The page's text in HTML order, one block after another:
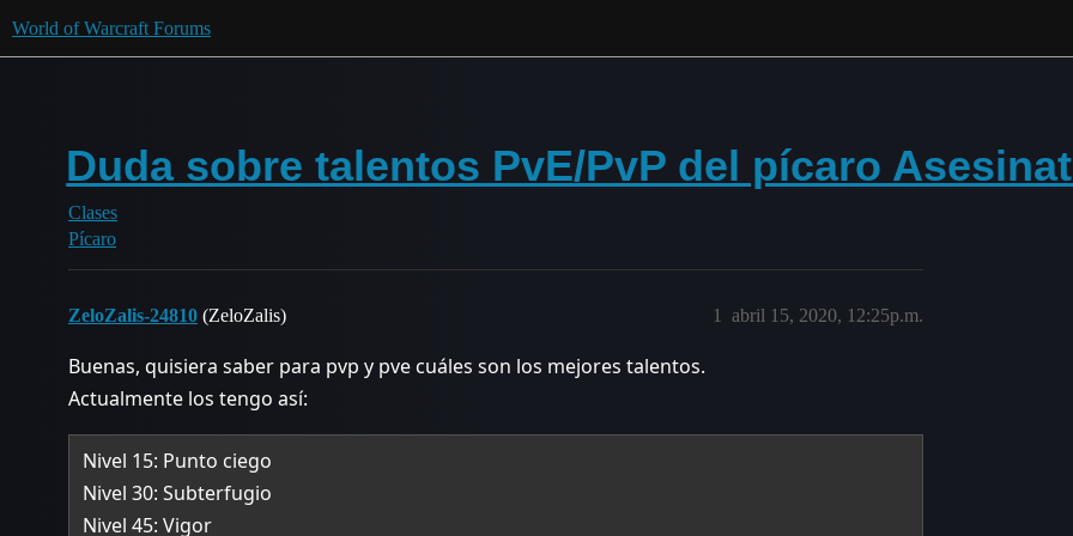
World of Warcraft Forums
Duda sobre talentos PvE/PvP del pícaro
Clases
Pícaro
ZeloZalis-24810 (ZeloZalis) abril 15, 2020, 12:25p.m.
1
Buenas, quisiera saber para pvp y pve cuáles son los mejores talentos.
Actualmente los tengo así:
Nivel 15: Punto ciego
Nivel 30: Subterfugio
Nivel 45: Vigor